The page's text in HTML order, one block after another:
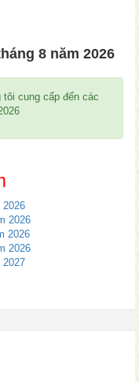
8 năm 2026
cung cấp đến các
2026
2026
2026
2026
2027